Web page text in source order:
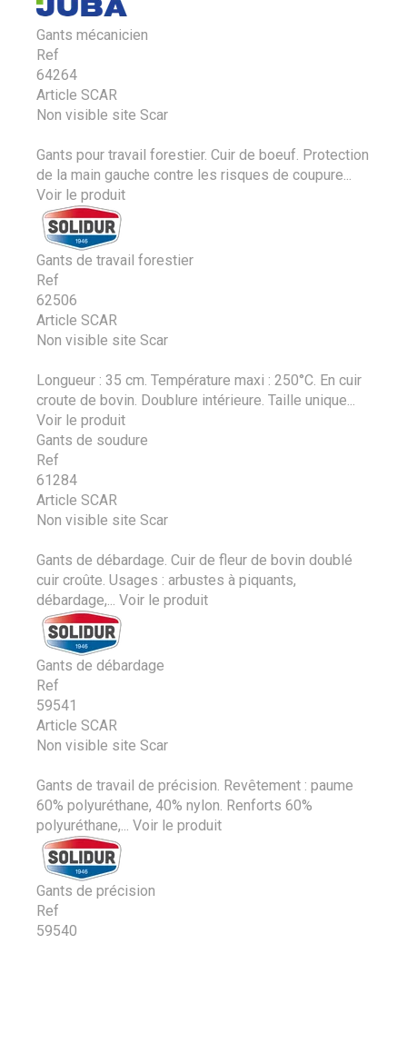
Gants mécanicien
Ref
64264
Article SCAR
Non visible site Scar
Gants pour travail forestier. Cuir de boeuf. Protection
de la main gauche contre les risques de coupure...
Voir le produit
Gants de travail forestier
Ref
62506
Article SCAR
Non visible site Scar
Longueur : 35 cm. Température maxi : 250°C. En cuir
croute de bovin. Doublure intérieure. Taille unique...
Voir le produit
Gants de soudure
Ref
61284
Article SCAR
Non visible site Scar
Gants de débardage. Cuir de fleur de bovin doublé
cuir croûte. Usages : arbustes à piquants,
débardage,...
Voir le produit
Gants de débardage
Ref
59541
Article SCAR
Non visible site Scar
Gants de travail de précision. Revêtement : paume
60% polyuréthane, 40% nylon. Renforts 60%
polyuréthane,...
Voir le produit
Gants de précision
Ref
59540